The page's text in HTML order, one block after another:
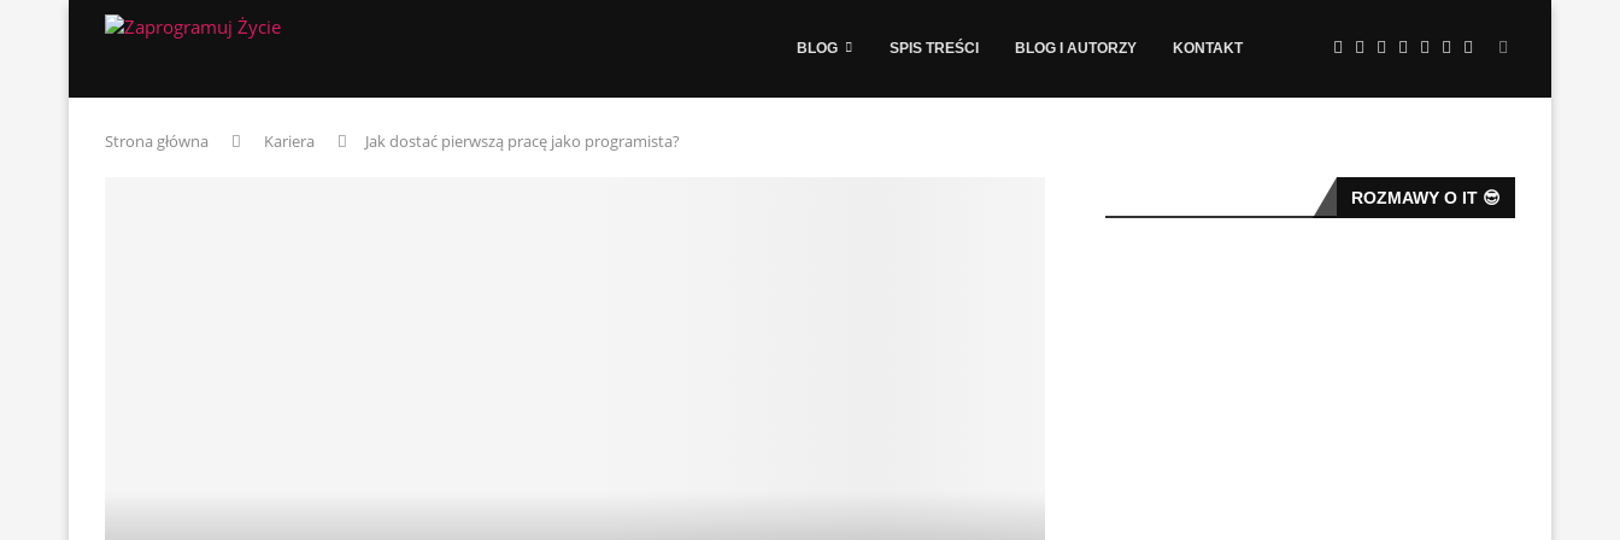
BLOG SPIS TREŚCI BLOG I AUTORZY KONTAKT
Strona główna Kariera Jak dostać pierwszą pracę jako programista?
ROZMAWY O IT 😎